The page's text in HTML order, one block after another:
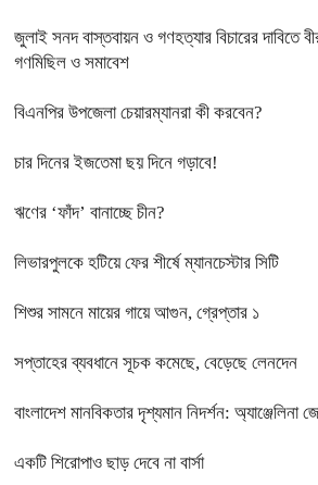
জুলাই সনদ বাস্তবায়ন ও গণহত্যার বিচারের দাবিতে
গণমিছিল ও সমাবেশ
বিএনপির উপজেলা চেয়ারম্যানরা কী করবেন?
চার দিনের ইজতেমা ছয় দিনে গড়াবে!
ঋণের ‘ফাঁদ’ বানাচ্ছে চীন?
লিভারপুলকে হটিয়ে ফের শীর্ষে ম্যানচেস্টার সিটি
শিশুর সামনে মায়ের গায়ে আগুন, গ্রেপ্তার ১
সপ্তাহের ব্যবধানে সূচক কমেছে, বেড়েছে লেনদেন
বাংলাদেশ মানবিকতার দৃশ্যমান নিদর্শন: অ্যাঞ্জেলিনা
একটি শিরোপাও ছাড় দেবে না বার্সা